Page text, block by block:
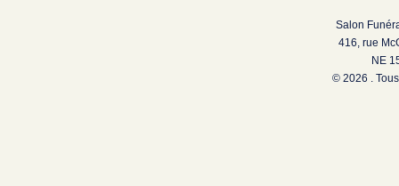
Salon
416, rue
NE
© 2026 .